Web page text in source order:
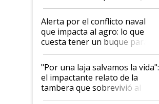
suspende el decreto de
desregulación
Alerta por el conflicto naval
que impacta al agro: lo que
cuesta tener un buque parado
y el peligro de que Argentina
pase a ser "país sucio"
"Por una laja salvamos la vida":
el impactante relato de la
tambera que sobrevivió al
tornado